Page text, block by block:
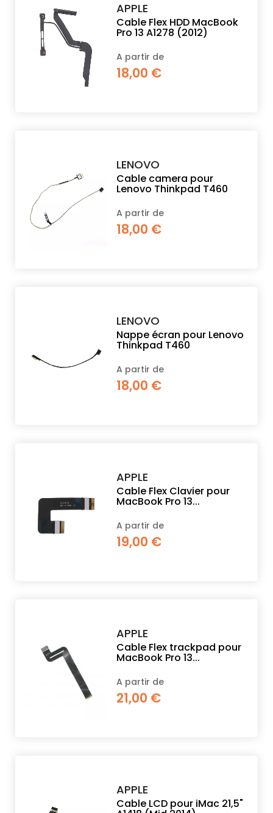
APPLE
Cable Flex HDD MacBook
Pro 13 A1278 (2012)
A partir de
18,00 €
LENOVO
Cable camera pour
Lenovo Thinkpad T460
A partir de
18,00 €
LENOVO
Nappe écran pour Lenovo
Thinkpad T460
A partir de
18,00 €
APPLE
Cable Flex Clavier pour
MacBook Pro 13...
A partir de
19,00 €
APPLE
Cable Flex trackpad pour
MacBook Pro 13...
A partir de
21,00 €
APPLE
Cable LCD pour iMac 21,5"